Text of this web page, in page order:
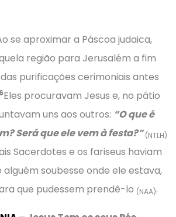
se aproximar a Páscoa judaica,
região para Jerusalém a fim
purificações cerimoniais antes
Eles procuravam Jesus e, no pátio
uns aos outros: “O que é
Será que ele vem à festa?”(NTLH)
Sacerdotes e os fariseus haviam
alguém soubesse onde ele estava,
que pudessem prendê-lo (NAA).